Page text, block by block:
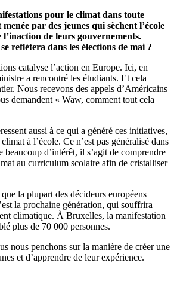
pour le climat dans toute
par des jeunes qui sèchent l’école
de leurs gouvernements.
reflétera dans les élections de mai ?
catalyse l’action en Europe. Ici, en
a rencontré les étudiants. Et cela
Nous recevons des appels d’Américains
demandent « Waw, comment tout cela
aussi à ce qui a généré ces initiatives,
à l’école. Ce n’est pas généralisé dans
beaucoup d’intérêt, il s’agit de comprendre
au curriculum scolaire afin de cristalliser
la plupart des décideurs européens
la prochaine génération, qui souffrira
climatique. À Bruxelles, la manifestation
plus de 70 000 personnes.
nous penchons sur la manière de créer une
et d’apprendre de leur expérience.